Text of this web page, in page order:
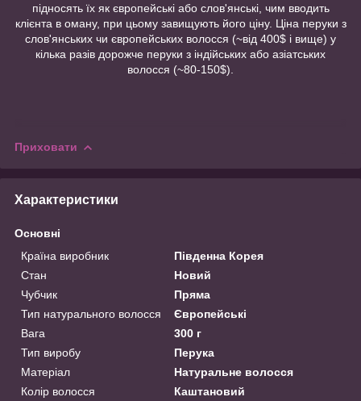
підносять їх як європейські або слов'янські, чим вводить
клієнта в оману, при цьому завищують його ціну. Ціна перуки з
слов'янських чи європейських волосся (~від 400$ і вище) у
кілька разів дорожче перуки з індійських або азіатських
волосся (~80-150$).
Приховати
Характеристики
Основні
Країна виробник
Південна Корея
Стан
Новий
Чубчик
Пряма
Тип натурального волосся
Європейські
Вага
300 г
Тип виробу
Перука
Матеріал
Натуральне волосся
Колір волосся
Каштановий